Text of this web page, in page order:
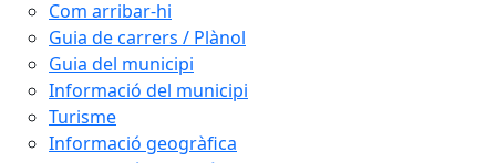
Com arribar-hi
Guia de carrers / Plànol
Guia del municipi
Informació del municipi
Turisme
Informació geogràfica